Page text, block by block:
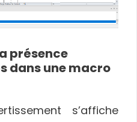
présence
dans une macro
s’affiche